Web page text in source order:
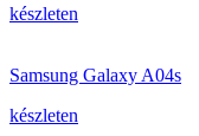
készleten
Samsung Galaxy A04s
készleten